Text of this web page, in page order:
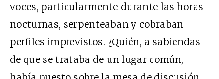
voces, particularmente durante las horas
nocturnas, serpenteaban y cobraban
perfiles imprevistos. ¿Quién, a sabiendas
de que se trataba de un lugar común,